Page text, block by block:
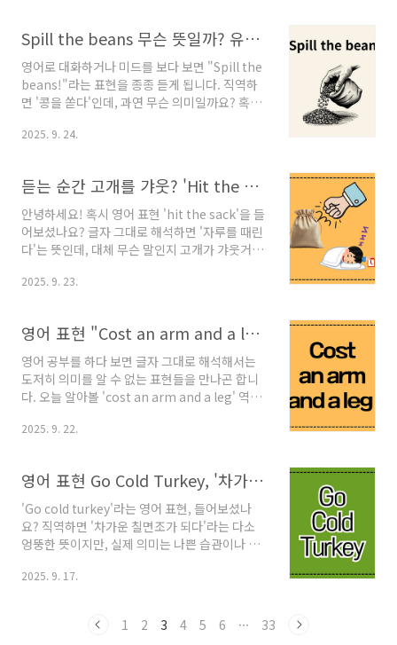
정보와 함께 'under the weather'의 정확한 뜻
과 흥미로운 유래, 그리고 실생활 활용법까지 완
벽하게 마스터하고 자연스러운 영어 회화를 구사
해 보세요.'Under the weather'의 정확한 뜻과
뉘앙스'Under the weather'는 '몸이 좀 안 좋
다', '컨디션이 별로다', '몸이 찌뿌둥하다'라는 의
Spill the beans 무슨 뜻일까? 유래와 실생활 예문 5가지 완벽 정리
영어로 대화하거나 미드를 보다 보면 "Spill the
beans!"라는 표현을 종종 듣게 됩니다. 직역하
면 '콩을 쏟다'인데, 과연 무슨 의미일까요? 혹시
상황에서 들어보셨나요? 오늘은 많은 분들이 궁
사용할 수 있는 다양한 예문까지 완벽하게 정리
해 드리겠습니다. 이 글을 끝까지 읽으시면 더 이
상 이 표현이 낯설게 들리지 않을 겁니다.1.
"Spill the beans"의 정확한 뜻과 뉘앙스Spill
the beans는 '비밀을 누설하다' 또는 '정보를 털
어놓다'라는 의미를 가진 매우 흔한 영어 이디엄
2025. 9. 24.
듣는 순간 고개를 갸웃? 'Hit the Sack'의 진짜 의미와 재미있는 유래!
안녕하세요! 혹시 영어 표현 'hit the sack'을 들
어보셨나요? 글자 그대로 해석하면 '자루를 때린
다'는 뜻인데, 대체 무슨 말인지 고개가 갸웃거려
때 '왜 화가 나서 자루를 때린다는 거지?' 하고 진
니니까요!'Hit the Sack', 오해하지 마세요! 진
짜 의미는?'Hit the sack'은 바로 "나 이제 자러
갈게!"라는 의미의 아주 흔한 구어체 표현입니
다. 하루 일과에 지쳐 침대에 뛰어들고 싶은 그 마
음, 그 느낌을 정말 찰떡같이 표현하죠. 'go to
bed'보다 훨씬 생생하고 정감 있는 느낌을 줄 수
2025. 9. 23.
영어 표현 "Cost an arm and a leg": 뜻, 유래, 예문 완벽 정리
영어 공부를 하다 보면 글자 그대로 해석해서는
도저히 의미를 알 수 없는 표현들을 만나곤 합니
다. 오늘 알아볼 'cost an arm and a leg' 역시
들다'라는 직역만으로는 실제 의미를 유추하기
과 유래, 그리고 실생활에서 바로 사용할 수 있는
다양한 예문까지 완벽하게 알려드립니다."Cost
an arm and a leg"의 정확한 의미결론부터 말
하자면, 'cost an arm and a leg'는 "매우 비싸
다", "엄청난 돈이 들다"라는 의미를 가진 관용
표현입니다. 마치 우리의 신체 일부인 팔과 다리
2025. 9. 22.
영어 표현 Go Cold Turkey, '차가운 칠면조'가 어쩌다 '단번에 끊다'는 뜻이 됐을까?
'Go cold turkey'라는 영어 표현, 들어보셨나
요? 직역하면 '차가운 칠면조가 되다'라는 다소
엉뚱한 뜻이지만, 실제 의미는 나쁜 습관이나 중
나타내는 표현입니다. 새해 금연, 금주를 다짐하
현이죠. 이 글에서는 'go cold turkey'의 정확한
2025. 9. 17.
1 2 3 4 5 6 ··· 33